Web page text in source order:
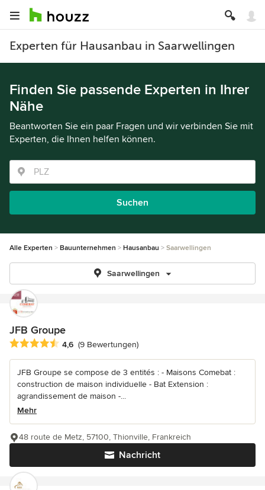
Experten für Hausanbau in Saarwellingen
Finden Sie passende Experten in Ihrer
Nähe
Beantworten Sie ein paar Fragen und wir verbinden Sie mit
Experten, die Ihnen helfen können.
Suchen
Alle Experten Bauunternehmen Hausanbau Saarwellingen
Saarwellingen
JFB Groupe
Durchschnittliche Bewertung: 4.6 von 5 Sternen
4,6 (9 Bewertungen)
JFB Groupe se compose de 3 entités : - Maisons Comebat :
construction de maison individuelle - Bat Extension :
agrandissement de maison -...
Mehr
Nachricht
48 route de Metz, 57100, Thionville, Frankreich